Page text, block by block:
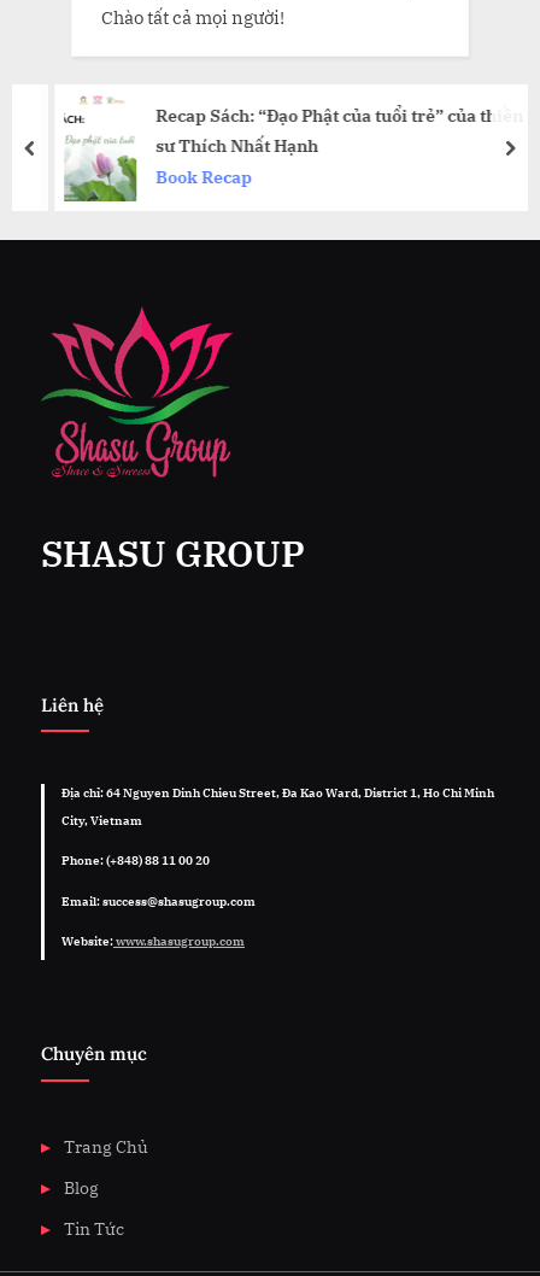
Chào tất cả mọi người!
Recap Sách: “Đạo Phật của tuổi trẻ” của thiền
sư Thích Nhất Hạnh
Book Recap
prev
SHASU GROUP
Liên hệ
Địa chỉ: 64 Nguyen Dinh Chieu Street, Đa Kao Ward, District 1, Ho Chi Minh
City, Vietnam
Phone: (+848) 88 11 00 20
Email: success@shasugroup.com
Website:www.shasugroup.com
Chuyên mục
Trang Chủ
Blog
Tin Tức